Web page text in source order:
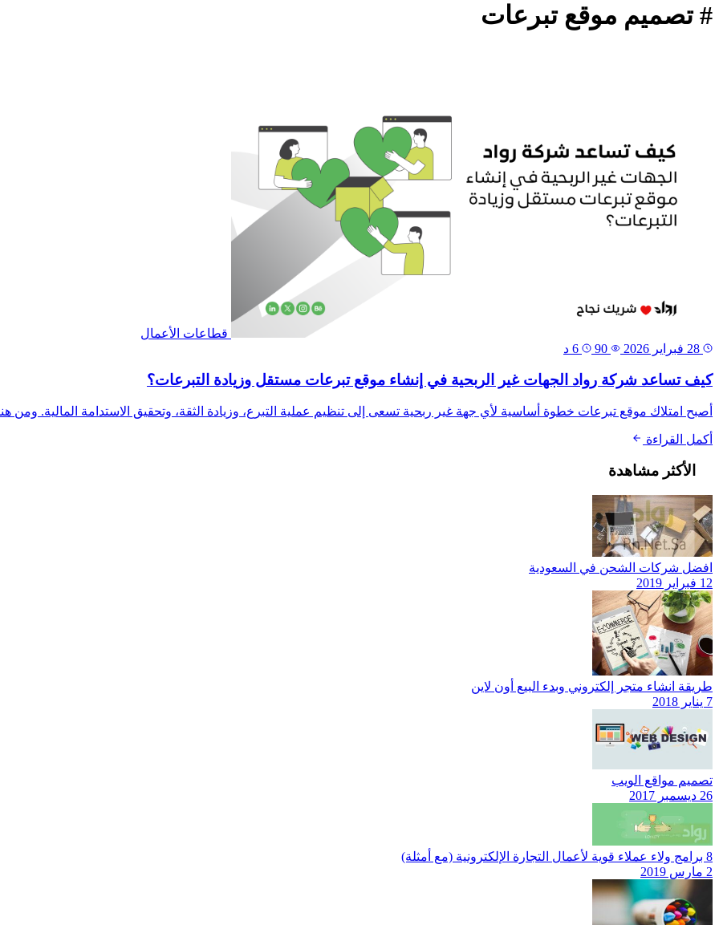
# تصميم موقع تبرعات
قطاعات الأعمال
كيف تساعد شركة رواد الجهات غير الربحية في إنشاء موقع تبرعات مستقل وزيادة التبرعات؟
أصبح امتلاك موقع تبرعات خطوة أساسية لأي جهة غير ربحية تسعى إلى تنظيم عملية التبرع، وزيادة الثقة، وتحقيق الاستدامة المالية. ومن
أكمل القراءة
الأكثر مشاهدة
افضل شركات الشحن في السعودية
12 فبراير 2019
طريقة انشاء متجر إلكتروني وبدء البيع أون لاين
7 يناير 2018
تصميم مواقع الويب
26 ديسمبر 2017
8 برامج ولاء عملاء قوية لأعمال التجارة الإلكترونية (مع أمثلة)
2 مارس 2019